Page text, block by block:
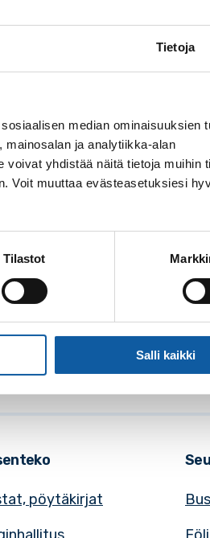
Tietoja
median ominaisuuksien
ja analytiikka-alan
yhdistää näitä tietoja muihin
Voit muuttaa evästeasetuksiesi
Tilastot
Salli kaikki
pöytäkirjat